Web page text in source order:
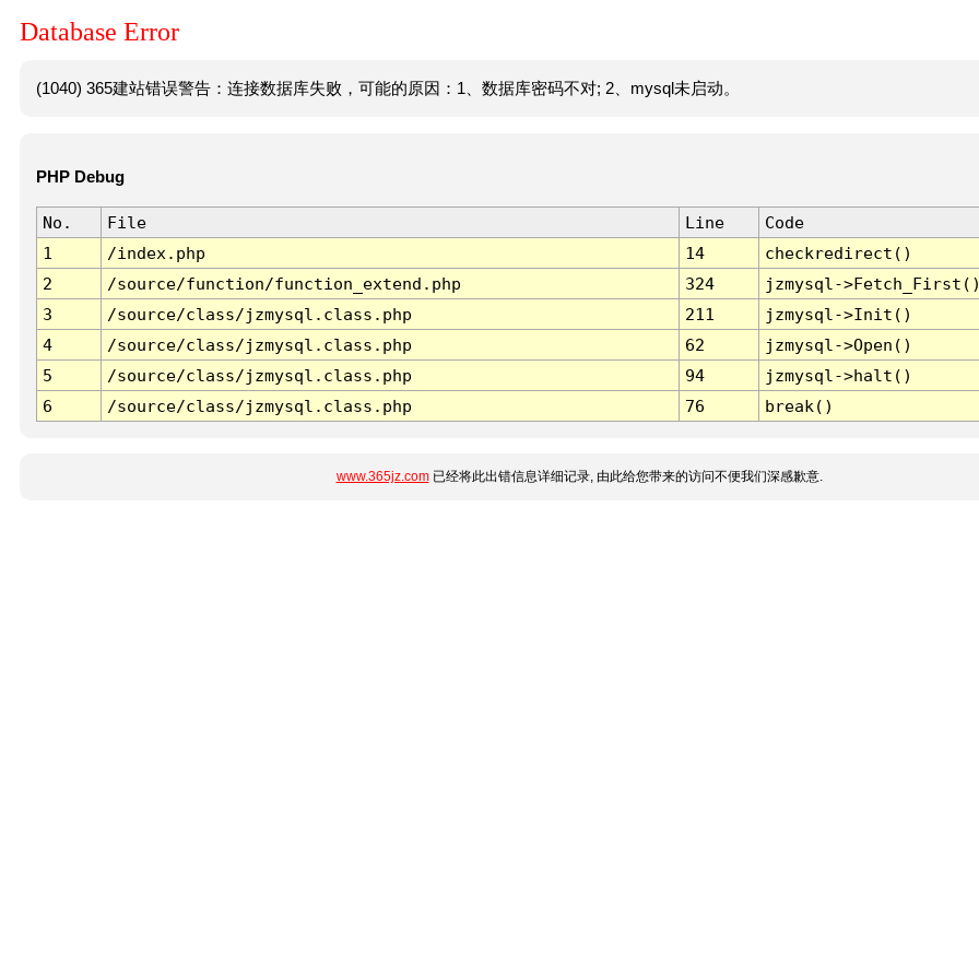
Database Error
(1040) 365建站错误警告：连接数据库失败，可能的原因：1、数据库密码不对; 2、mysql未启动。
PHP Debug
No. File Line
Code
1
/index.php 14
checkredirect()
2
/source/function/function_extend.php 324
jzmysql-
3
/source/class/jzmysql.class.php 211
jzmysql->Init()
4
/source/class/jzmysql.class.php 62
jzmysql->Open()
5
/source/class/jzmysql.class.php 94
jzmysql->halt()
6
/source/class/jzmysql.class.php 76 break()
www.365jz.com已经将此出错信息详细记录, 由此给您带来的访问不便我们深感歉意.